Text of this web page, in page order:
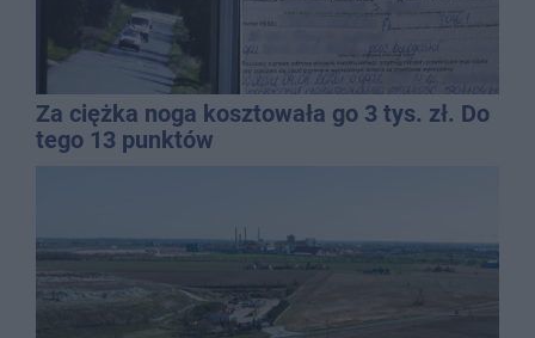
Za ciężka noga kosztowała go 3 tys. zł. Do
tego 13 punktów